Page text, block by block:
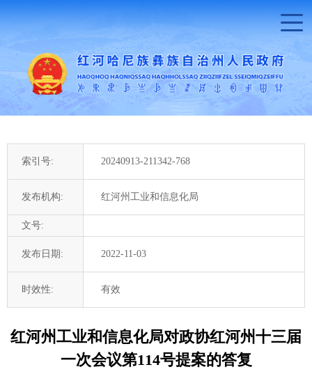
索引号: 20240913-211342-768
发布机构: 红河州工业和信息化局
文号:
发布日期: 2022-11-03
时效性: 有效
红河州工业和信息化局对政协红河州十三届
一次会议第114号提案的答复